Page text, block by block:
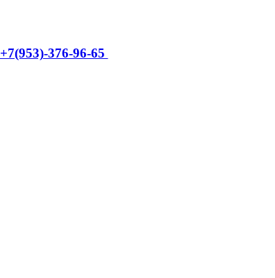
+7(953)-376-96-65